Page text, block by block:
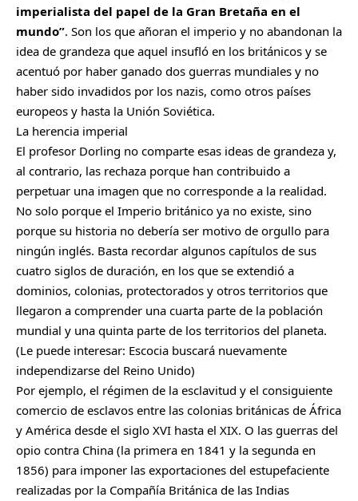
imperialista del papel de la Gran Bretaña en el
mundo”. Son los que añoran el imperio y no abandonan la
idea de grandeza que aquel insufló en los británicos y se
acentuó por haber ganado dos guerras mundiales y no
haber sido invadidos por los nazis, como otros países
europeos y hasta la Unión Soviética.
La herencia imperial
El profesor Dorling no comparte esas ideas de grandeza y,
al contrario, las rechaza porque han contribuido a
perpetuar una imagen que no corresponde a la realidad.
No solo porque el Imperio británico ya no existe, sino
porque su historia no debería ser motivo de orgullo para
ningún inglés. Basta recordar algunos capítulos de sus
cuatro siglos de duración, en los que se extendió a
dominios, colonias, protectorados y otros territorios que
llegaron a comprender una cuarta parte de la población
mundial y una quinta parte de los territorios del planeta.
(Le puede interesar: Escocia buscará nuevamente
independizarse del Reino Unido)
Por ejemplo, el régimen de la esclavitud y el consiguiente
comercio de esclavos entre las colonias británicas de África
y América desde el siglo XVI hasta el XIX. O las guerras del
opio contra China (la primera en 1841 y la segunda en
1856) para imponer las exportaciones del estupefaciente
realizadas por la Compañía Británica de las Indias